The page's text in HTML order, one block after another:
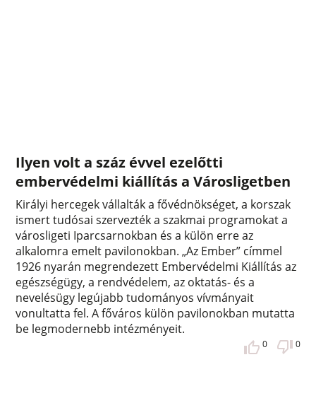
Ilyen volt a száz évvel ezelőtti
embervédelmi kiállítás a Városligetben
Királyi hercegek vállalták a fővédnökséget, a korszak
ismert tudósai szervezték a szakmai programokat a
városligeti Iparcsarnokban és a külön erre az
alkalomra emelt pavilonokban. „Az Ember” címmel
1926 nyarán megrendezett Embervédelmi Kiállítás az
egészségügy, a rendvédelem, az oktatás- és a
nevelésügy legújabb tudományos vívmányait
vonultatta fel. A főváros külön pavilonokban mutatta
be legmodernebb intézményeit.
0 0